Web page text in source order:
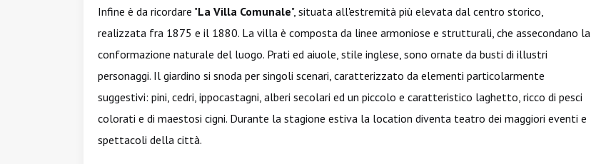
Infine è da ricordare "La Villa Comunale", situata all'estremità più elevata dal centro storico,
realizzata fra 1875 e il 1880. La villa è composta da linee armoniose e strutturali, che assecondano la
conformazione naturale del luogo. Prati ed aiuole, stile inglese, sono ornate da busti di illustri
personaggi. Il giardino si snoda per singoli scenari, caratterizzato da elementi particolarmente
suggestivi: pini, cedri, ippocastagni, alberi secolari ed un piccolo e caratteristico laghetto, ricco di pesci
colorati e di maestosi cigni. Durante la stagione estiva la location diventa teatro dei maggiori eventi e
spettacoli della città.